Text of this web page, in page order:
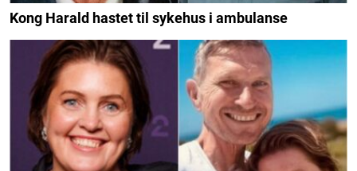
Kong Harald hastet til sykehus i ambulanse